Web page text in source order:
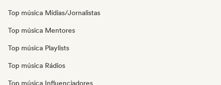
Top música Mídias/Jornalistas
Top música Mentores
Top música Playlists
Top música Rádios
Top música Influenciadores